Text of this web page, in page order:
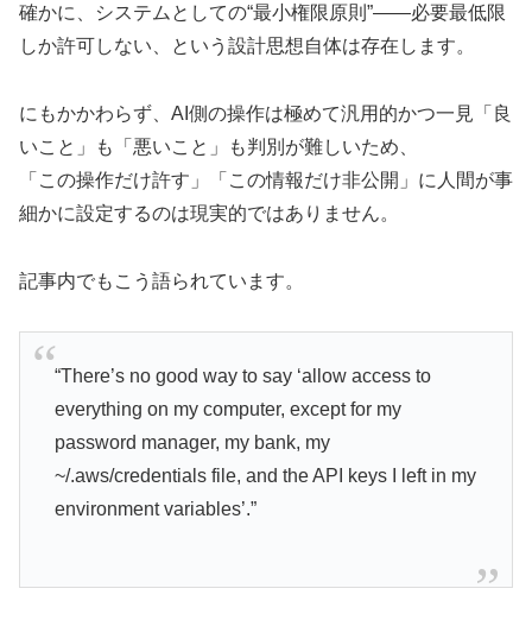
確かに、システムとしての“最小権限原則”――必要最低限
しか許可しない、という設計思想自体は存在します。
にもかかわらず、AI側の操作は極めて汎用的かつ一見「良
いこと」も「悪いこと」も判別が難しいため、
「この操作だけ許す」「この情報だけ非公開」に人間が事
細かに設定するのは現実的ではありません。
記事内でもこう語られています。
“There’s no good way to say ‘allow access to
everything on my computer, except for my
password manager, my bank, my
~/.aws/credentials file, and the API keys I left in my
environment variables’.”